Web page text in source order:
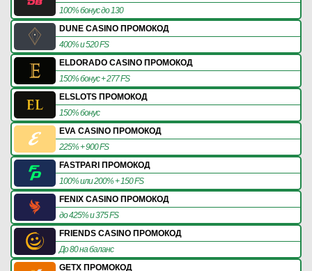
100% бонус до 130
DUNE CASINO ПРОМОКОД
400% и 520 FS
ELDORADO CASINO ПРОМОКОД
150% бонус + 277 FS
ELSLOTS ПРОМОКОД
150% бонус
EVA CASINO ПРОМОКОД
225% + 900 FS
FASTPARI ПРОМОКОД
100% или 200% + 150 FS
FENIX CASINO ПРОМОКОД
до 425% и 375 FS
FRIENDS CASINO ПРОМОКОД
До 80 на баланс
GETX ПРОМОКОД